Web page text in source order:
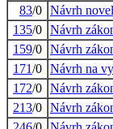
83/0 Návrh
135/0 Návrh
159/0 Návrh
171/0 Návrh na
172/0 Návrh
213/0 Návrh